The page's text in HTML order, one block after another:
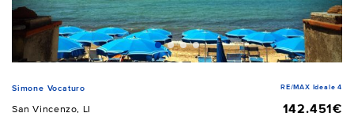
Simone Vocaturo RE/MAX Ideale 4
San Vincenzo, LI 142.451€